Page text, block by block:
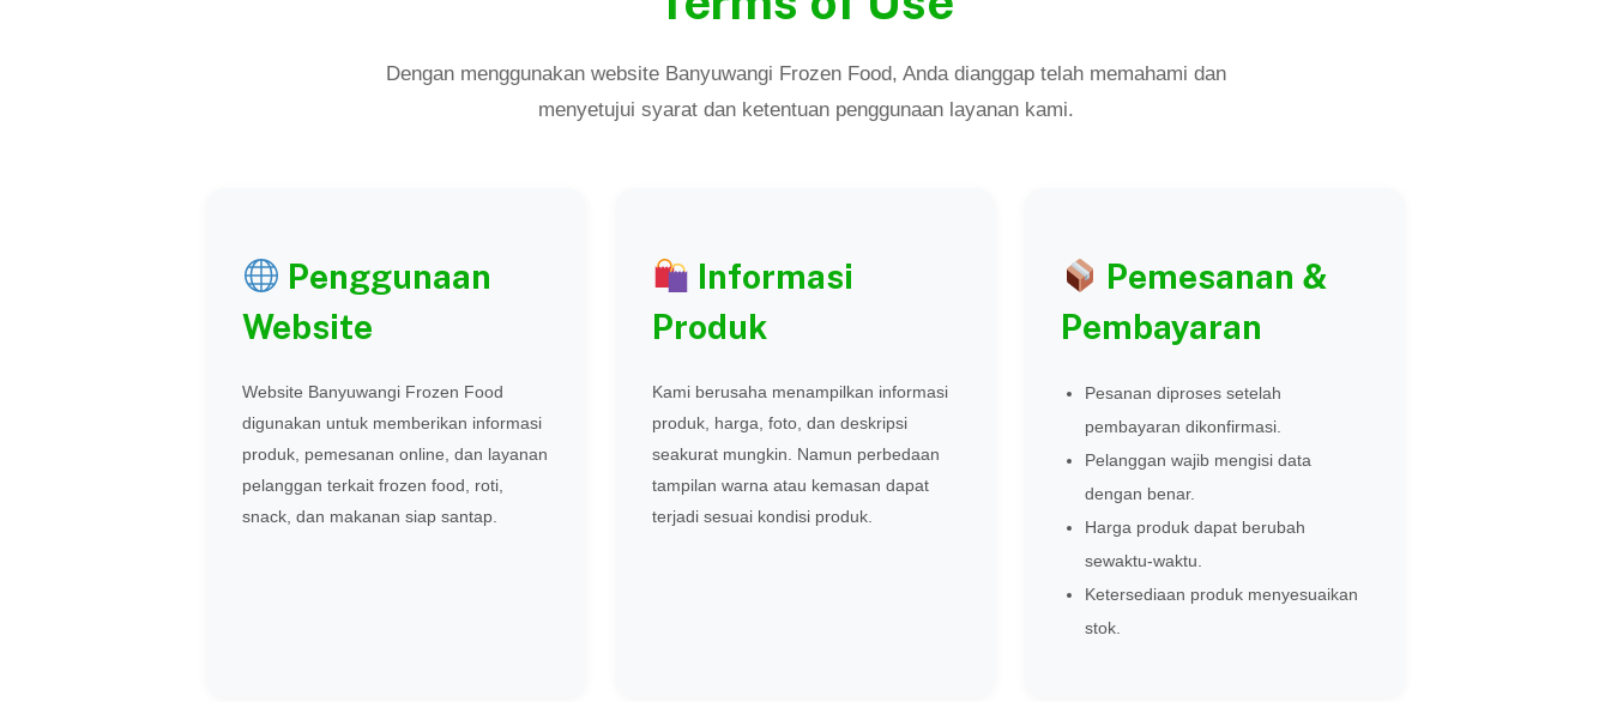
Dengan menggunakan website Banyuwangi Frozen Food, Anda dianggap telah memahami dan
menyetujui syarat dan ketentuan penggunaan layanan kami.
Penggunaan
Website
Website Banyuwangi Frozen Food
digunakan untuk memberikan informasi
produk, pemesanan online, dan layanan
pelanggan terkait frozen food, roti,
snack, dan makanan siap santap.
Informasi
Produk
Kami berusaha menampilkan informasi
produk, harga, foto, dan deskripsi
seakurat mungkin. Namun perbedaan
tampilan warna atau kemasan dapat
terjadi sesuai kondisi produk.
Pemesanan &
Pembayaran
Pesanan diproses setelah
pembayaran dikonfirmasi.
Pelanggan wajib mengisi data
dengan benar.
Harga produk dapat berubah
sewaktu-waktu.
Ketersediaan produk menyesuaikan
stok.